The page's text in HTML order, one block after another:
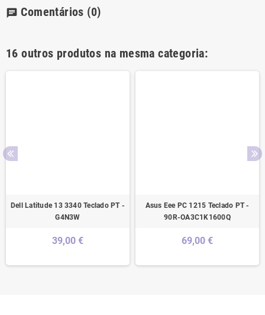
chat Comentários (0)
16 outros produtos na mesma categoria:
Dell Latitude 13 3340 Teclado PT -
G4N3W
39,00 €
Asus Eee PC 1215 Teclado PT -
90R-OA3C1K1600Q
69,00 €